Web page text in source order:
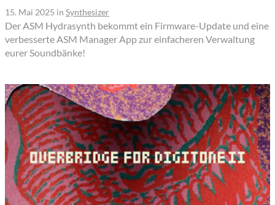
15. Mai 2025 in Synthesizer
Der ASM Hydrasynth bekommt ein Firmware-Update und eine
verbesserte ASM Manager App zur einfacheren Verwaltung
eurer Soundbänke!